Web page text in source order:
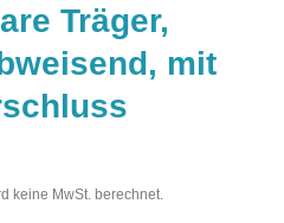
Träger,
mit
keine MwSt. berechnet.